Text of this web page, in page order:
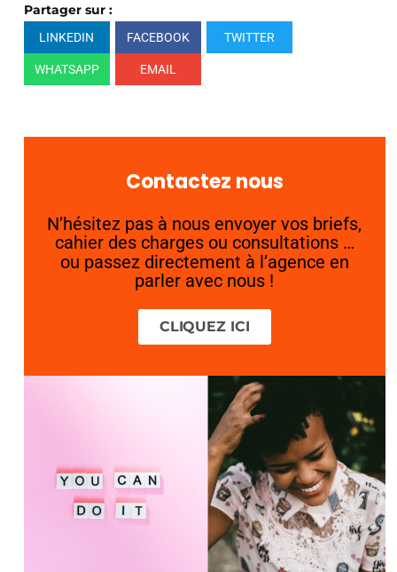
Partager sur :
LINKEDIN FACEBOOK TWITTER
WHATSAPP EMAIL
Contactez nous
N’hésitez pas à nous envoyer vos briefs,
cahier des charges ou consultations …
ou passez directement à l’agence en
parler avec nous !
CLIQUEZ ICI